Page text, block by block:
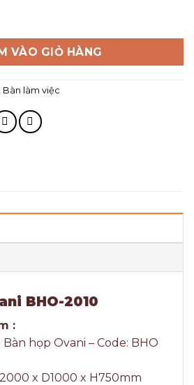
VÀO GIỎ HÀNG
, Bàn làm việc
BHO-2010
:
Bàn họp Ovani – Code: BHO
x D1000 x H750mm